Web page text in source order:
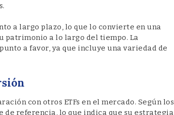
a largo plazo, lo que lo convierte en una
patrimonio a lo largo del tiempo. La
a favor, ya que incluye una variedad de
con otros ETFs en el mercado. Según los
de referencia, lo que indica que su estrategia